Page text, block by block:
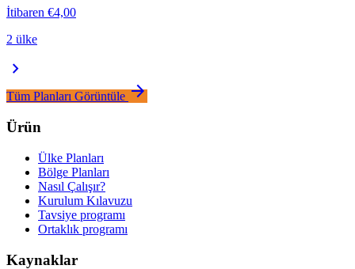
İtibaren €4,00
2 ülke
chevron_right
Tüm Planları Görüntüle arrow_forward
Ürün
Ülke Planları
Bölge Planları
Nasıl Çalışır?
Kurulum Kılavuzu
Tavsiye programı
Ortaklık programı
Kaynaklar